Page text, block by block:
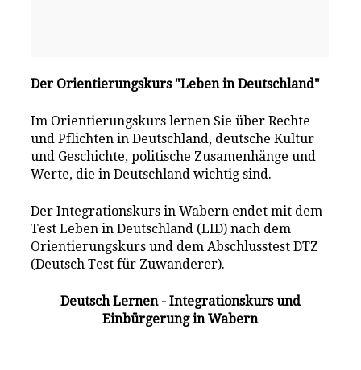
Der Orientierungskurs "Leben in Deutschland"
Im Orientierungskurs lernen Sie über Rechte
und Pflichten in Deutschland, deutsche Kultur
und Geschichte, politische Zusamenhänge und
Werte, die in Deutschland wichtig sind.
Der Integrationskurs in Wabern endet mit dem
Test Leben in Deutschland (LID) nach dem
Orientierungskurs und dem Abschlusstest DTZ
(Deutsch Test für Zuwanderer).
Deutsch Lernen - Integrationskurs und
Einbürgerung in Wabern